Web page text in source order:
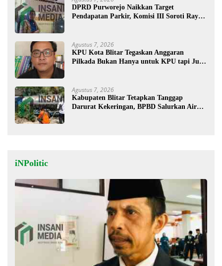
DPRD Purworejo Naikkan Target
Pendapatan Parkir, Komisi III Soroti Rayon
Agustus 7, 2026
KPU Kota Blitar Tegaskan Anggaran
Pilkada Bukan Hanya untuk KPU tapi Juga
Agustus 7, 2026
Kabupaten Blitar Tetapkan Tanggap
Darurat Kekeringan, BPBD Salurkan Air
iNPolitic